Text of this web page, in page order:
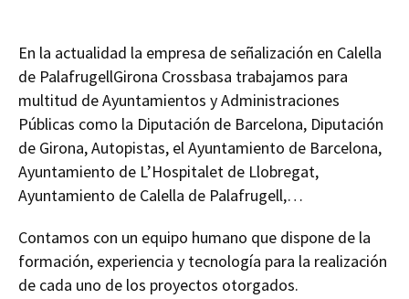
En la actualidad la empresa de señalización en Calella
de PalafrugellGirona Crossbasa trabajamos para
multitud de Ayuntamientos y Administraciones
Públicas como la Diputación de Barcelona, Diputación
de Girona, Autopistas, el Ayuntamiento de Barcelona,
Ayuntamiento de L’Hospitalet de Llobregat,
Ayuntamiento de Calella de Palafrugell,…
Contamos con un equipo humano que dispone de la
formación, experiencia y tecnología para la realización
de cada uno de los proyectos otorgados.